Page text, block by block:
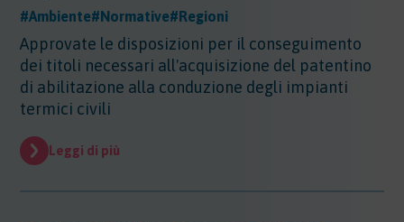
#Ambiente#Normative#Regioni
Approvate le disposizioni per il conseguimento
dei titoli necessari all'acquisizione del patentino
di abilitazione alla conduzione degli impianti
termici civili
Leggi di più